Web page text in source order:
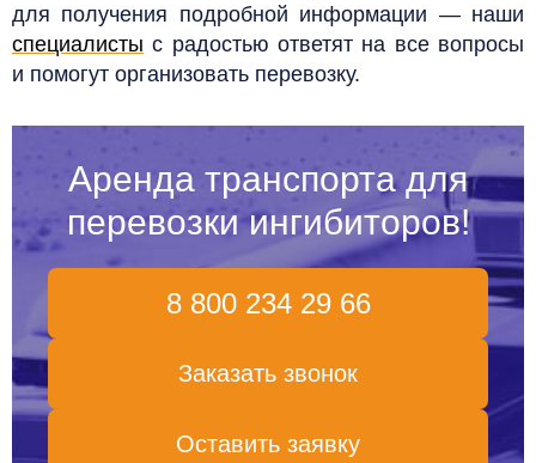
для получения подробной информации — наши
специалисты с радостью ответят на все вопросы
и помогут организовать перевозку.
Аренда транспорта для
перевозки ингибиторов!
8 800 234 29 66
Заказать звонок
Оставить заявку